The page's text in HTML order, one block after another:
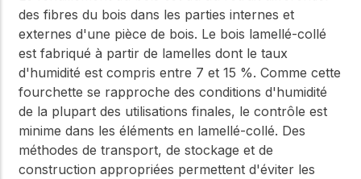
des fibres du bois dans les parties internes et
externes d'une pièce de bois. Le bois lamellé-collé
est fabriqué à partir de lamelles dont le taux
d'humidité est compris entre 7 et 15 %. Comme cette
fourchette se rapproche des conditions d'humidité
de la plupart des utilisations finales, le contrôle est
minime dans les éléments en lamellé-collé. Des
méthodes de transport, de stockage et de
construction appropriées permettent d'éviter les